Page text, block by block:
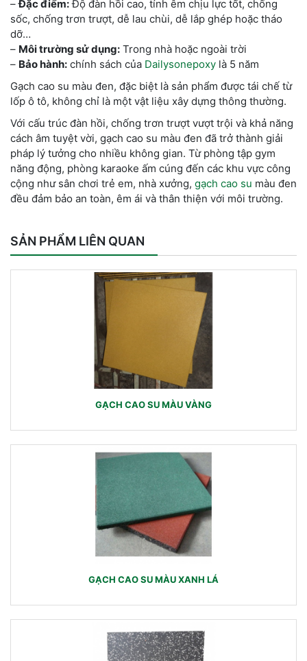
–Đặc điểm:Độ đàn hồi cao, tính êm chịu lực tốt, chống
sốc, chống trơn trượt, dễ lau chùi, dễ lắp ghép hoặc tháo
dỡ…
– Môi trường sử dụng: Trong nhà hoặc ngoài trời
– Bảo hành: chính sách của Dailysonepoxy là 5 năm
Gạch cao su màu đen, đặc biệt là sản phẩm được tái chế từ
lốp ô tô, không chỉ là một vật liệu xây dựng thông thường.
Với cấu trúc đàn hồi, chống trơn trượt vượt trội và khả năng
cách âm tuyệt vời, gạch cao su màu đen đã trở thành giải
pháp lý tưởng cho nhiều không gian. Từ phòng tập gym
năng động, phòng karaoke ấm cúng đến các khu vực công
cộng như sân chơi trẻ em, nhà xưởng, gạch cao su màu đen
đều đảm bảo an toàn, êm ái và thân thiện với môi trường.
SẢN PHẨM LIÊN QUAN
GẠCH CAO SU MÀU VÀNG
GẠCH CAO SU MÀU XANH LÁ